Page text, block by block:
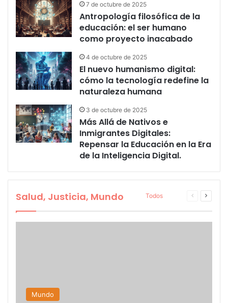
7 de octubre de 2025
Antropología filosófica de la
educación: el ser humano
como proyecto inacabado
4 de octubre de 2025
El nuevo humanismo digital:
cómo la tecnología redefine la
naturaleza humana
3 de octubre de 2025
Más Allá de Nativos e
Inmigrantes Digitales:
Repensar la Educación en la Era
de la Inteligencia Digital.
Salud, Justicia, Mundo Todos
PáginaPágina
Mundo